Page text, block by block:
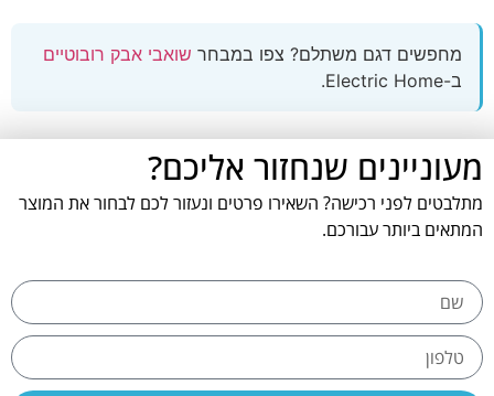
מחפשים דגם משתלם? צפו במבחר שואבי אבק רובוטיים
ב-Electric Home.
מעוניינים שנחזור אליכם?
מתלבטים לפני רכישה? השאירו פרטים ונעזור לכם לבחור את המוצר
המתאים ביותר עבורכם.